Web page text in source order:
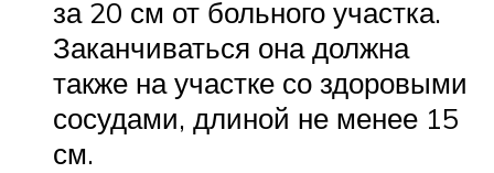
за 20 см от больного участка.
Заканчиваться она должна
также на участке со здоровыми
сосудами, длиной не менее 15
см.